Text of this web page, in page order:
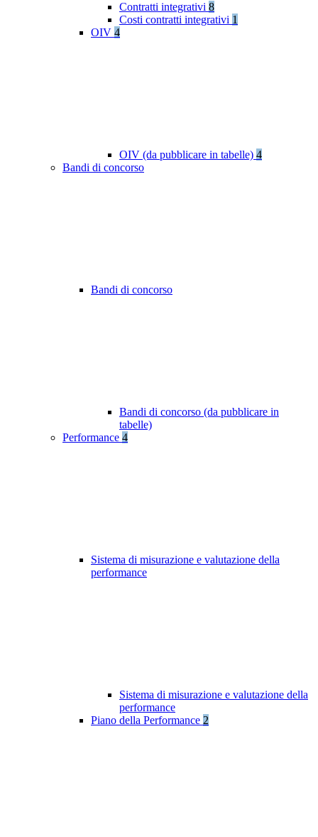
Contratti integrativi 8
Costi contratti integrativi 1
OIV 4
OIV (da pubblicare in tabelle) 4
Bandi di concorso
Bandi di concorso
Bandi di concorso (da pubblicare in
tabelle)
Performance 4
Sistema di misurazione e valutazione della
performance
Sistema di misurazione e valutazione della
performance
Piano della Performance 2